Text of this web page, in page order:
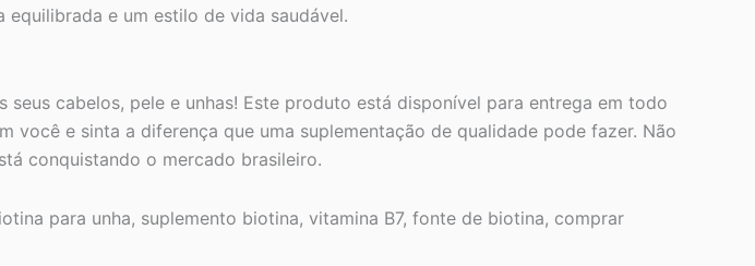
e um estilo de vida saudável.
cabelos, pele e unhas! Este produto está disponível para entrega em todo
você e sinta a diferença que uma suplementação de qualidade pode fazer. Não
conquistando o mercado brasileiro.
para unha, suplemento biotina, vitamina B7, fonte de biotina, comprar